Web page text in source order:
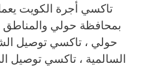
تاكسي أجرة الكويت
حولي ، تاكسي توصيل
السالمية ، تاكسي توصيل